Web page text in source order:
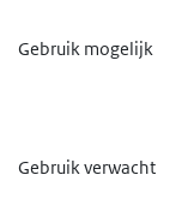
Gebruik mogelijk
Gebruik verwacht